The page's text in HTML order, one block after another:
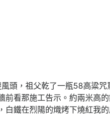
，祖父乾了一瓶58高粱咒
看那施工告示。約兩米高
鐵在烈陽的熾烤下燒紅我